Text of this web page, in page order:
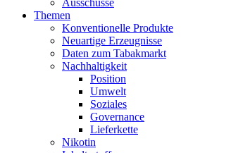
Ausschüsse
Themen
Konventionelle Produkte
Neuartige Erzeugnisse
Daten zum Tabakmarkt
Nachhaltigkeit
Position
Umwelt
Soziales
Governance
Lieferkette
Nikotin